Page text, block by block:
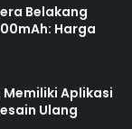
Belakang
Harga
Memiliki Aplikasi
Ulang